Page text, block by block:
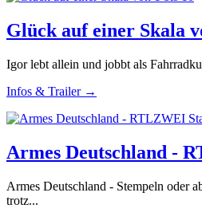
Glück auf einer Skala
Igor lebt allein und jobbt als
Infos & Trailer →
Armes Deutschland -
Armes Deutschland - Stempeln oder
trotz...